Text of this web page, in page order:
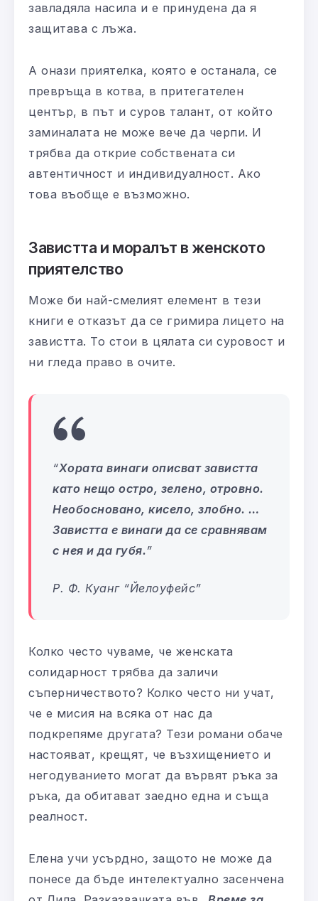
завладяла насила и е принудена да я
защитава с лъжа.
А онази приятелка, която е останала, се
превръща в котва, в притегателен
център, в път и суров талант, от който
заминалата не може вече да черпи. И
трябва да открие собствената си
автентичност и индивидуалност. Ако
това въобще е възможно.
Завистта и моралът в женското
приятелство
Може би най-смелият елемент в тези
книги е отказът да се гримира лицето на
завистта. То стои в цялата си суровост и
ни гледа право в очите.
“Хората винаги описват завистта
като нещо остро, зелено, отровно.
Необосновано, кисело, злобно. …
Завистта е винаги да се сравнявам
с нея и да губя.”
Р. Ф. Куанг “Йелоуфейс”
Колко често чуваме, че женската
солидарност трябва да заличи
съперничеството? Колко често ни учат,
че е мисия на всяка от нас да
подкрепяме другата? Тези романи обаче
настояват, крещят, че възхищението и
негодуванието могат да вървят ръка за
ръка, да обитават заедно една и съща
реалност.
Елена учи усърдно, защото не може да
понесе да бъде интелектуално засенчена